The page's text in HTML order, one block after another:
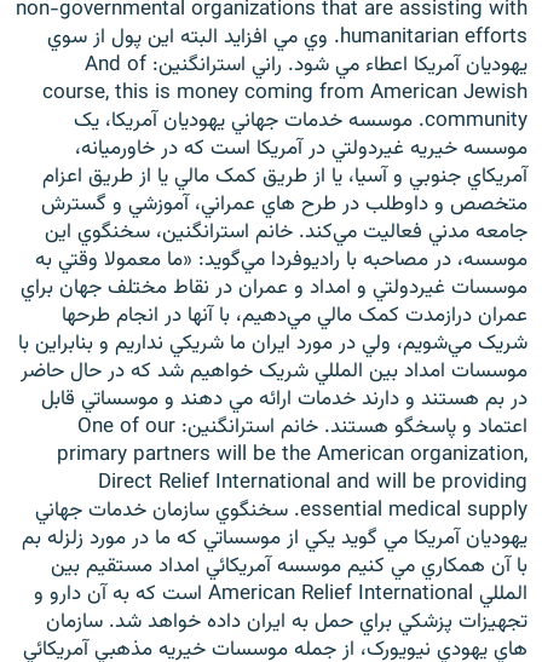
non-governmental organizations that are assisting with
humanitarian efforts. وي مي افزايد البته اين پول از سوي
يهوديان آمريکا اعطاء مي شود. راني استرانگنين: And of
course, this is money coming from American Jewish
community. موسسه خدمات جهاني يهوديان آمريکا، يک
موسسه خيريه غيردولتي در آمريکا است که در خاورميانه،
آمريکاي جنوبي و آسيا، يا از طريق کمک مالي يا از طريق اعزام
متخصص و داوطلب در طرح هاي عمراني، آموزشي و گسترش
جامعه مدني فعاليت مي‌کند. خانم استرانگنين، سخنگوي اين
موسسه، در مصاحبه با راديوفردا مي‌گويد: «ما معمولا وقتي به
موسسات غيردولتي و امداد و عمران در نقاط مختلف جهان براي
عمران درازمدت کمک مالي مي‌دهيم، با آنها در انجام طرحها
شريک مي‌شويم، ولي در مورد ايران ما شريکي نداريم و بنابراين با
موسسات امداد بين المللي شريک خواهيم شد که در حال حاضر
در بم هستند و دارند خدمات ارائه مي دهند و موسساتي قابل
اعتماد و پاسخگو هستند. خانم استرانگنين: One of our
primary partners will be the American organization,
Direct Relief International and will be providing
essential medical supply. سخنگوي سازمان خدمات جهاني
يهوديان آمريکا مي گويد يکي از موسساتي که ما در مورد زلزله بم
با آن همکاري مي کنيم موسسه آمريکائي امداد مستقيم بين
المللي American Relief International است که به آن دارو و
تجهيزات پزشکي براي حمل به ايران داده خواهد شد. سازمان
هاي يهودي نيويورک، از جمله موسسات خيريه مذهبي آمريکائي